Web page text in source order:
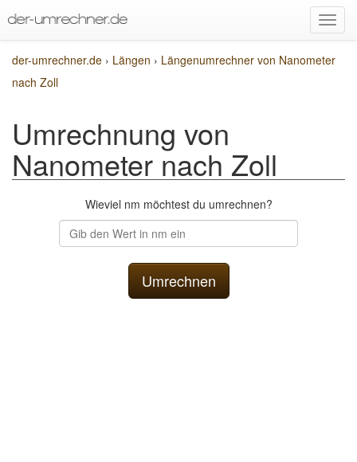
der-umrechner.de › Längen › Längenumrechner von Nanometer
nach Zoll
Umrechnung von
Nanometer nach Zoll
Wieviel nm möchtest du umrechnen?